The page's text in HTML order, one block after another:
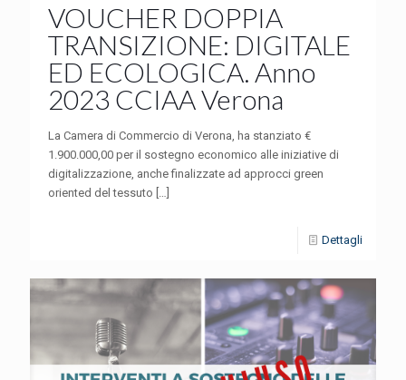
VOUCHER DOPPIA
TRANSIZIONE: DIGITALE
ED ECOLOGICA. Anno
2023 CCIAA Verona
La Camera di Commercio di Verona, ha stanziato €
1.900.000,00 per il sostegno economico alle iniziative di
digitalizzazione, anche finalizzate ad approcci green
oriented del tessuto […]
Dettagli